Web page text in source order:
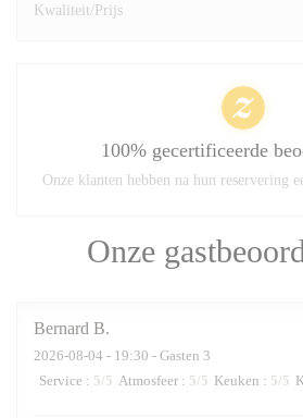
Onze
Bernard B
2026-08-04 - 19:30 - Gasten 3
Service : 5/5 Atmosfeer : 5/5 Keuken : 5/5
Kwaliteit/Prijs
100% gecertificeerde
Onze klanten hebben na hun reservering